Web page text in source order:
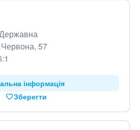
Червона, 57
інформація
Зберегти